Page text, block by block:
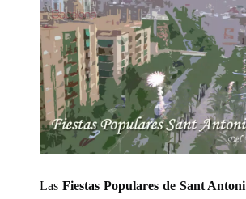
Las Fiestas Populares de Sant